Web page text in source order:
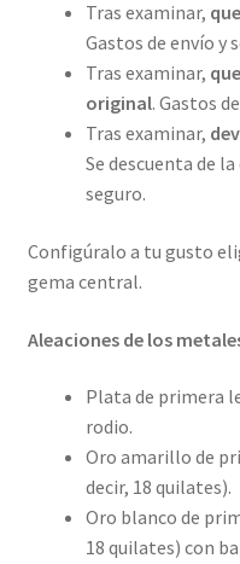
Tras examinar,
Gastos de envío y
Tras examinar,
original. Gastos
Tras examinar,
Se descuenta de
seguro.
Configúralo a tu gusto
gema central.
Aleaciones de los
Plata de primera
rodio.
Oro amarillo de
decir, 18 quilates).
Oro blanco de
18 quilates) con